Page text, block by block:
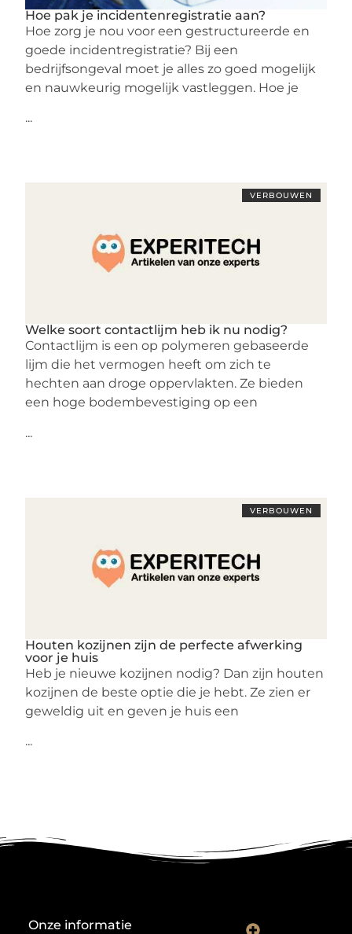
Hoe pak je incidentenregistratie aan?
Hoe zorg je nou voor een gestructureerde en
goede incidentregistratie? Bij een
bedrijfsongeval moet je alles zo goed mogelijk
en nauwkeurig mogelijk vastleggen. Hoe je
...
VERBOUWEN
Welke soort contactlijm heb ik nu nodig?
Contactlijm is een op polymeren gebaseerde
lijm die het vermogen heeft om zich te
hechten aan droge oppervlakten. Ze bieden
een hoge bodembevestiging op een
...
VERBOUWEN
Houten kozijnen zijn de perfecte afwerking
voor je huis
Heb je nieuwe kozijnen nodig? Dan zijn houten
kozijnen de beste optie die je hebt. Ze zien er
geweldig uit en geven je huis een
...
Onze informatie